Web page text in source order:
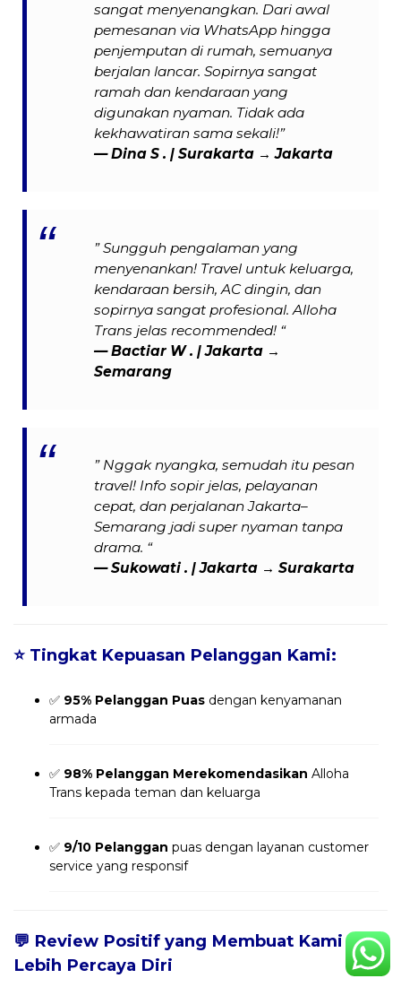
sangat menyenangkan. Dari awal
pemesanan via WhatsApp hingga
penjemputan di rumah, semuanya
berjalan lancar. Sopirnya sangat
ramah dan kendaraan yang
digunakan nyaman. Tidak ada
kekhawatiran sama sekali!”
—Dina S . | Surakarta → Jakarta
” Sungguh pengalaman yang
menyenankan! Travel untuk keluarga,
kendaraan bersih, AC dingin, dan
sopirnya sangat profesional. Alloha
Trans jelas recommended! “
— Bactiar W . | Jakarta →
Semarang
” Nggak nyangka, semudah itu pesan
travel! Info sopir jelas, pelayanan
cepat, dan perjalanan Jakarta–
Semarang jadi super nyaman tanpa
drama. “
— Sukowati . | Jakarta → Surakarta
⭐ Tingkat Kepuasan Pelanggan Kami:
✅ 95% Pelanggan Puas dengan kenyamanan
armada
✅ 98% Pelanggan Merekomendasikan Alloha
Trans kepada teman dan keluarga
✅ 9/10 Pelanggan puas dengan layanan customer
service yang responsif
💬 Review Positif yang Membuat Kami
Lebih Percaya Diri